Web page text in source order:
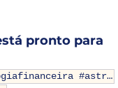
pronto para
#mercurioretrogrado #finanças #bolsas #mercados #mauriciobernis #astrologiafinanceira #astrologia